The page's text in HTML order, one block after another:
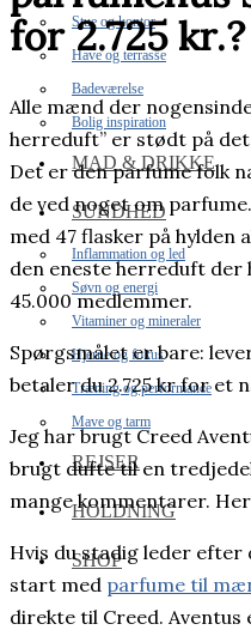
Stue og kontor
Have og terrasse
Badeværelse
Bolig inspiration
MAD & DRIKKE
SUNDHED
Inflammation og led
Søvn og energi
Vitaminer og mineraler
Hjerne og fokus
Træning og performance
Mave og tarm
REJSER
HOLDNING
SHOP
for 2.725 kr.?
Alle mænd der
herreduft” er stødt på det
Det er den parfume folk
de ved noget om
med 47 flasker på
den eneste herreduft der
45.000 medlemmer.
Spørgsmålet er bare:
betaler du 2.725 kr for et
Jeg har brugt Creed
brugt dufte til en
mange kommentarer.
Hvis du stadig leder
start med parfume til
direkte til Creed.